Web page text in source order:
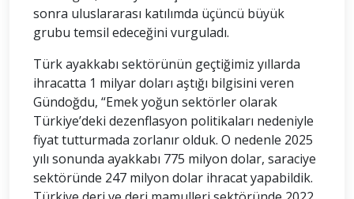
sonra uluslararası katılımda üçüncü büyük
grubu temsil edeceğini vurguladı.
Türk ayakkabı sektörünün geçtiğimiz yıllarda
ihracatta 1 milyar doları aştığı bilgisini veren
Gündoğdu, “Emek yoğun sektörler olarak
Türkiye’deki dezenflasyon politikaları nedeniyle
fiyat tutturmada zorlanır olduk. O nedenle 2025
yılı sonunda ayakkabı 775 milyon dolar, saraciye
sektöründe 247 milyon dolar ihracat yapabildik.